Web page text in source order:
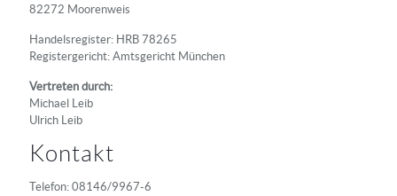
82272 Moorenweis
Handelsregister: HRB 78265
Registergericht: Amtsgericht München
Vertreten durch:
Michael Leib
Ulrich Leib
Kontakt
Telefon: 08146/9967-6